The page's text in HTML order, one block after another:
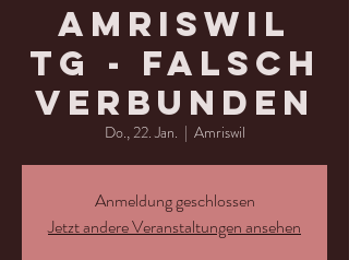
AMRISWIL
TG - Falsch
verbunden
Do., 22. Jan.
  |
Amriswil
Anmeldung geschlossen
Jetzt andere Veranstaltungen ansehen